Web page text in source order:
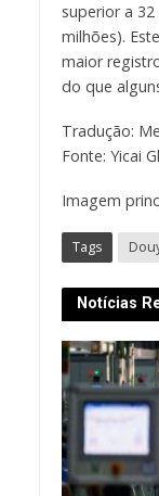
superior a
milhões).
maior
do que
Tradução:
Fonte: Yicai
Imagem
Tags
Notícias